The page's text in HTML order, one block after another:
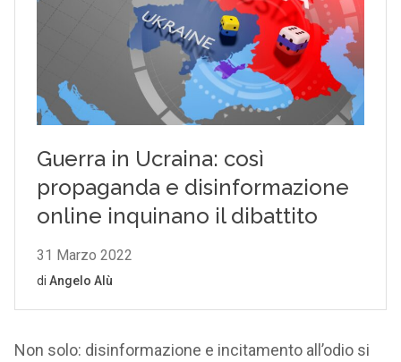
Non solo: disinformazione e incitamento all’odio si